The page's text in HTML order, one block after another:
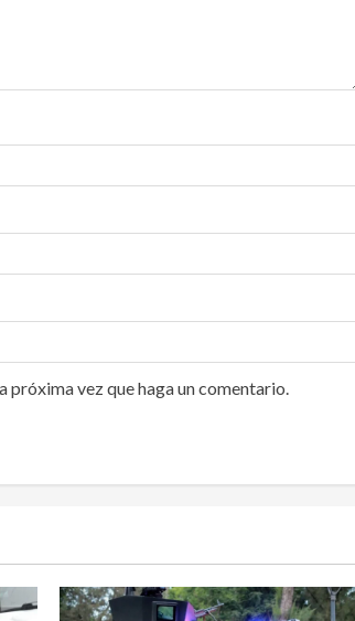
vez que haga un comentario.